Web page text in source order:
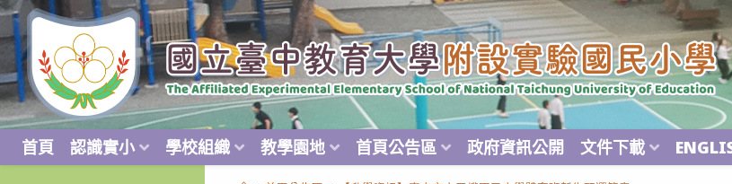
跳
轉
主
要
容
首頁 認識實小 學校組織 教學園地 首頁公告區 政府資訊公開 文件下載